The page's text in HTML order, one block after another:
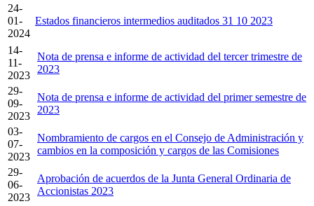
24-
01-
2024
Estados financieros intermedios auditados 31 10 2023
14-
11-
2023
Nota de prensa e informe de actividad del tercer trimestre de
2023
29-
09-
2023
Nota de prensa e informe de actividad del primer semestre de
2023
03-
07-
2023
Nombramiento de cargos en el Consejo de Administración y
cambios en la composición y cargos de las Comisiones
29-
06-
2023
Aprobación de acuerdos de la Junta General Ordinaria de
Accionistas 2023